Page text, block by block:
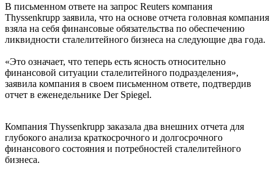
В письменном ответе на запрос Reuters компания
Thyssenkrupp заявила, что на основе отчета головная компания
взяла на себя финансовые обязательства по обеспечению
ликвидности сталелитейного бизнеса на следующие два года.
«Это означает, что теперь есть ясность относительно
финансовой ситуации сталелитейного подразделения»,
заявила компания в своем письменном ответе, подтвердив
отчет в еженедельнике Der Spiegel.
Компания Thyssenkrupp заказала два внешних отчета для
глубокого анализа краткосрочного и долгосрочного
финансового состояния и потребностей сталелитейного
бизнеса.